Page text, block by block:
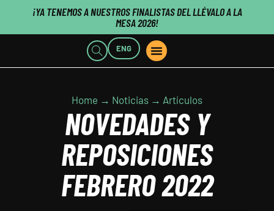
¡YA TENEMOS A NUESTROS FINALISTAS DEL LLÉVALO A LA
MESA 2026!
ENG
Home → Noticias → Artículos
NOVEDADES Y
REPOSICIONES
FEBRERO 2022